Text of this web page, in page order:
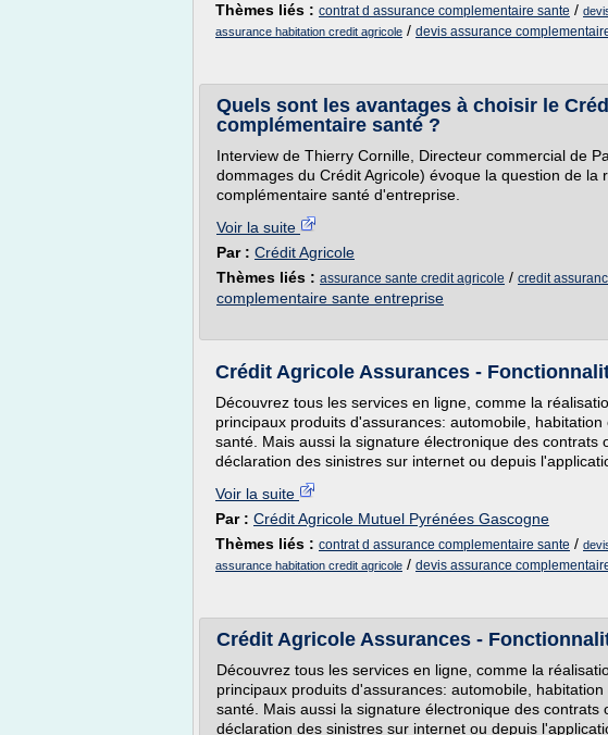
Thèmes liés : contrat d assurance complementaire sante /
assurance habitation credit agricole / devis assurance
Quels sont les avantages à choisir le
complémentaire santé ?
Interview de Thierry Cornille, Directeur commercial de
dommages du Crédit Agricole) évoque la question de la
complémentaire santé d'entreprise.
Voir la suite
Par : Crédit Agricole
Thèmes liés : assurance sante credit agricole / credit
complementaire sante entreprise
Crédit Agricole Assurances -
Découvrez tous les services en ligne, comme la
principaux produits d'assurances: automobile,
santé. Mais aussi la signature électronique des contrats
déclaration des sinistres sur internet ou depuis
Voir la suite
Par : Crédit Agricole Mutuel Pyrénées Gascogne
Thèmes liés : contrat d assurance complementaire sante /
assurance habitation credit agricole / devis assurance
Crédit Agricole Assurances -
Découvrez tous les services en ligne, comme la
principaux produits d'assurances: automobile,
santé. Mais aussi la signature électronique des contrats
déclaration des sinistres sur internet ou depuis